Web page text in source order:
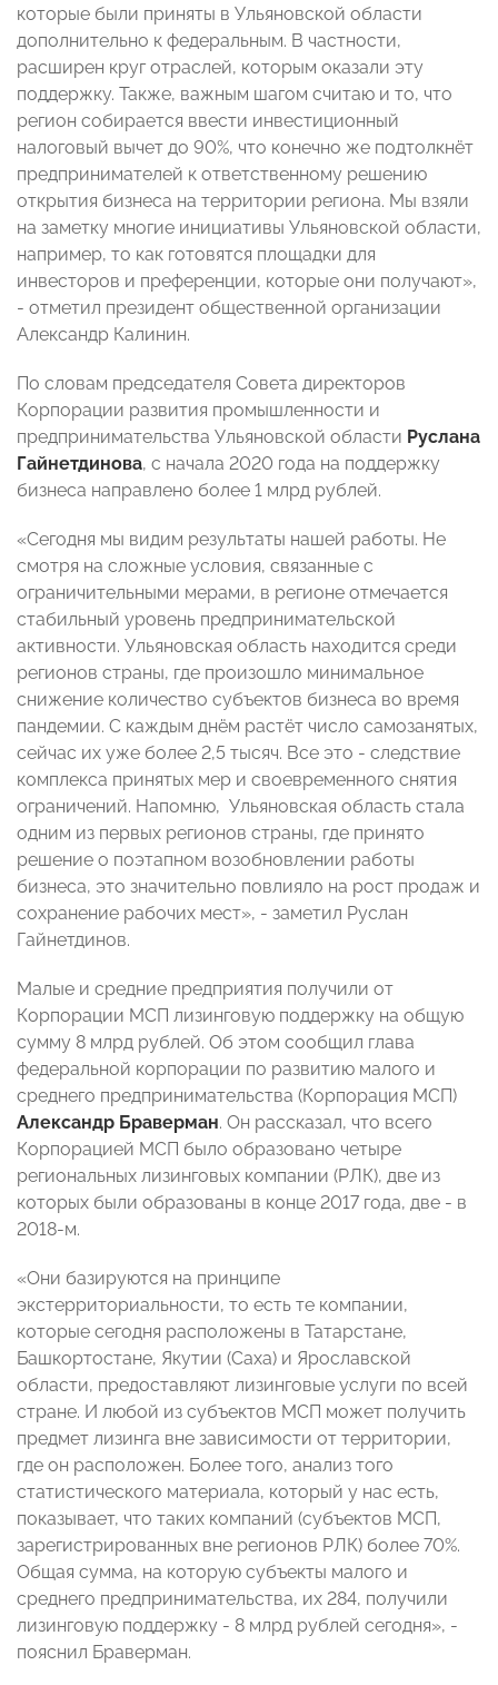
которые были приняты в Ульяновской области
дополнительно к федеральным. В частности,
расширен круг отраслей, которым оказали эту
поддержку. Также, важным шагом считаю и то, что
регион собирается ввести инвестиционный
налоговый вычет до 90%, что конечно же подтолкнёт
предпринимателей к ответственному решению
открытия бизнеса на территории региона. Мы взяли
на заметку многие инициативы Ульяновской области,
например, то как готовятся площадки для
инвесторов и преференции, которые они получают»,
- отметил президент общественной организации
Александр Калинин.
По словам председателя Совета директоров
Корпорации развития промышленности и
предпринимательства Ульяновской области Руслана
Гайнетдинова, с начала 2020 года на поддержку
бизнеса направлено более 1 млрд рублей.
«Сегодня мы видим результаты нашей работы. Не
смотря на сложные условия, связанные с
ограничительными мерами, в регионе отмечается
стабильный уровень предпринимательской
активности. Ульяновская область находится среди
регионов страны, где произошло минимальное
снижение количество субъектов бизнеса во время
пандемии. С каждым днём растёт число самозанятых,
сейчас их уже более 2,5 тысяч. Все это - следствие
комплекса принятых мер и своевременного снятия
ограничений. Напомню, Ульяновская область стала
одним из первых регионов страны, где принято
решение о поэтапном возобновлении работы
бизнеса, это значительно повлияло на рост продаж и
сохранение рабочих мест», - заметил Руслан
Гайнетдинов.
Малые и средние предприятия получили от
Корпорации МСП лизинговую поддержку на общую
сумму 8 млрд рублей. Об этом сообщил глава
федеральной корпорации по развитию малого и
среднего предпринимательства (Корпорация МСП)
Александр Браверман. Он рассказал, что всего
Корпорацией МСП было образовано четыре
региональных лизинговых компании (РЛК), две из
которых были образованы в конце 2017 года, две - в
2018-м.
«Они базируются на принципе
экстерриториальности, то есть те компании,
которые сегодня расположены в Татарстане,
Башкортостане, Якутии (Саха) и Ярославской
области, предоставляют лизинговые услуги по всей
стране. И любой из субъектов МСП может получить
предмет лизинга вне зависимости от территории,
где он расположен. Более того, анализ того
статистического материала, который у нас есть,
показывает, что таких компаний (субъектов МСП,
зарегистрированных вне регионов РЛК) более 70%.
Общая сумма, на которую субъекты малого и
среднего предпринимательства, их 284, получили
лизинговую поддержку - 8 млрд рублей сегодня», -
пояснил Браверман.